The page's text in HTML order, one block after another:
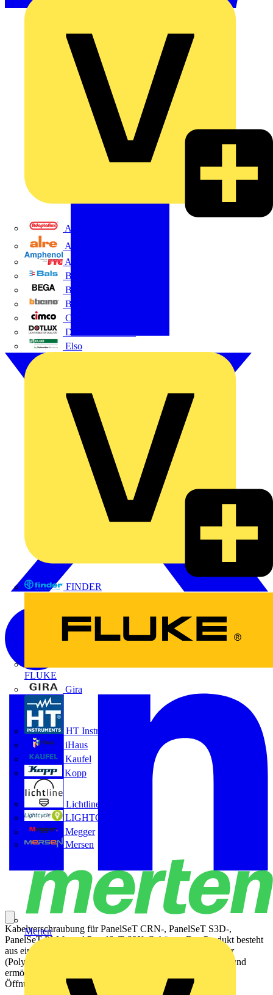
Adaptaflex
Alre
Amphenol FTG
BALS
Bega
Bticino
Cimco
DOTLUX GmbH
Elso
FINDER
FLUKE
Gira
HT Instruments GmbH
iHaus
Kaufel
Kopp
Lichtline
LIGHTCYCLE
Megger
Mersen
Merten
Kabelverschraubung für PanelSeT CRN-, PanelSeT S3D-,
PanelSeT PLM- und PanelSeT S3X-Gehäuse. Das Produkt besteht
aus einer CR-Dichtung (Chloropren) und einem PA-Körper
(Polyamid) 6. Diese Verschraubung hat ein M20‑Gewinde und
ermöglicht die Montage eines Kabels in einer vorgebohrten
Öffnung.